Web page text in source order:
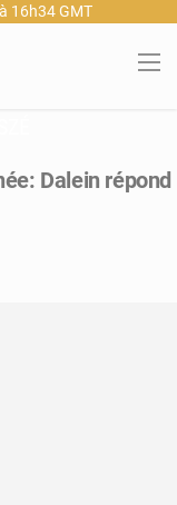
16h34 GMT
Dalein répond